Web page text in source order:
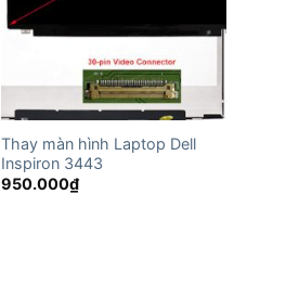
Thay màn hình Laptop Dell
Inspiron 3443
950.000₫